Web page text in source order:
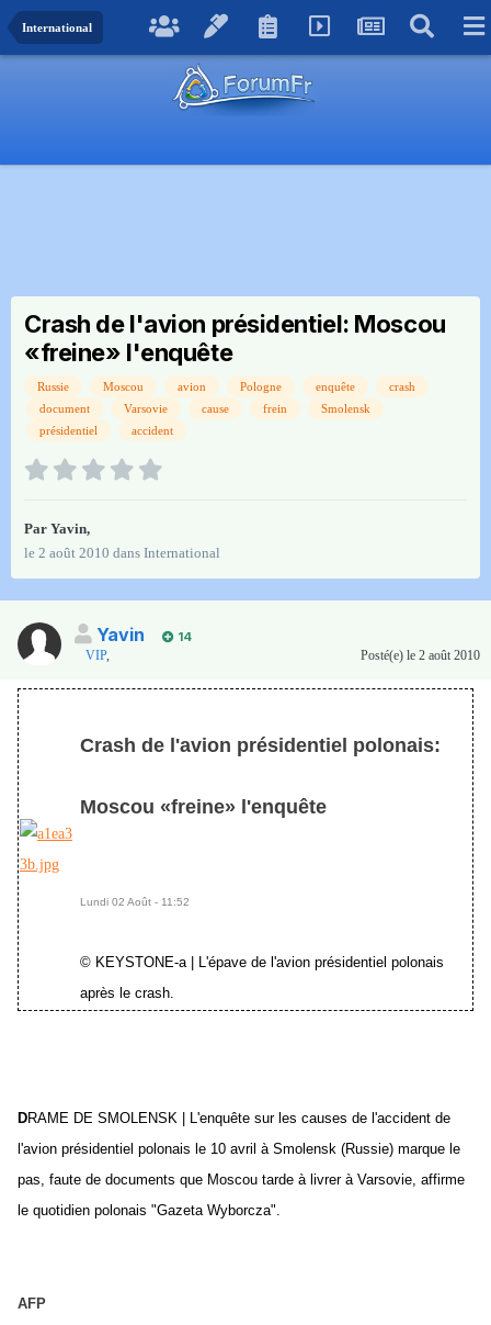
International
Crash de l'avion présidentiel: Moscou
«freine» l'enquête
Russie Moscou avion Pologne enquête
crash
document
Varsovie cause frein
Smolensk
présidentiel
accident
Par Yavin,
le 2 août 2010 dans International
Yavin
14
VIP, Posté(e) le 2 août 2010
Crash de l'avion présidentiel polonais:
Moscou «freine» l'enquête
Lundi 02 Août - 11:52
© KEYSTONE-a | L'épave de l'avion présidentiel polonais
après le crash.
DRAME DE SMOLENSK | L'enquête sur les causes de l'accident de
l'avion présidentiel polonais le 10 avril à Smolensk (Russie) marque le
pas, faute de documents que Moscou tarde à livrer à Varsovie, affirme
le quotidien polonais "Gazeta Wyborcza".
AFP